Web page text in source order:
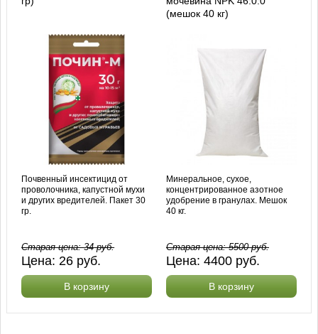
Почвенный инсектицид от
проволочника, капустной мухи
и других вредителей. Пакет 30
гр.
Старая цена:34руб.
Цена: 26 руб.
В корзину
(мешок 40 кг)
Минеральное, сухое,
концентрированное азотное
удобрение в гранулах. Мешок
40 кг.
Старая цена:5500руб.
Цена: 4400 руб.
В корзину